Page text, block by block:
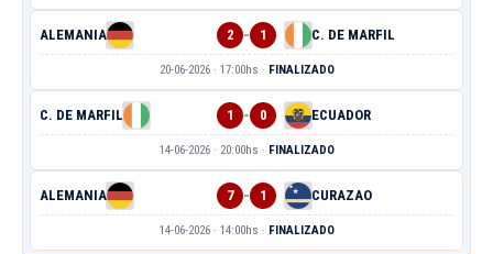
ALEMANIA 2 - 1 C. DE MARFIL
20-06-2026 · 17:00hs · FINALIZADO
C. DE MARFIL 1 - 0 ECUADOR
14-06-2026 · 20:00hs · FINALIZADO
ALEMANIA 7 - 1 CURAZAO
14-06-2026 · 14:00hs · FINALIZADO